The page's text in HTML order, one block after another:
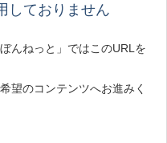
しておりません
んねっと」ではこのURLを
望のコンテンツへお進みく